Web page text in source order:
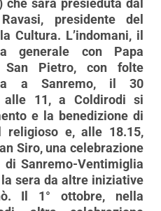
presidente del
Cultura. L’indomani, il
generale con Papa
San Pietro, con folte
a Sanremo, il 30
alle 11, a Coldirodi si
e la benedizione di
religioso e, alle 18.15,
Siro, una celebrazione
Sanremo-Ventimiglia
sera da altre iniziative
Il 1° ottobre, nella